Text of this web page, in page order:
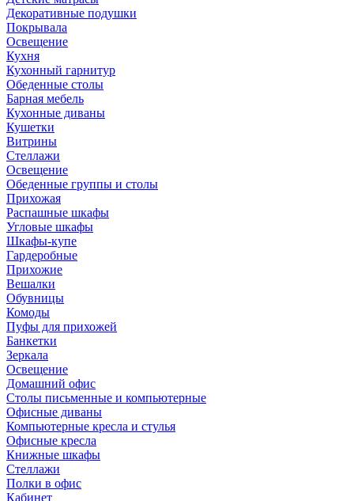
Декоративные подушки
Покрывала
Освещение
Кухня
Кухонный гарнитур
Обеденные столы
Барная мебель
Кухонные диваны
Кушетки
Витрины
Стеллажи
Освещение
Обеденные группы и столы
Прихожая
Распашные шкафы
Угловые шкафы
Шкафы-купе
Гардеробные
Прихожие
Вешалки
Обувницы
Комоды
Пуфы для прихожей
Банкетки
Зеркала
Освещение
Домашний офис
Столы письменные и компьютерные
Офисные диваны
Компьютерные кресла и стулья
Офисные кресла
Книжные шкафы
Стеллажи
Полки в офис
Кабинет